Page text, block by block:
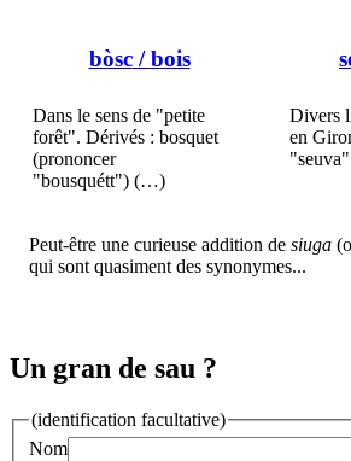
bòsc/ bois
Dans le sens de "petite
forêt". Dérivés : bosquet
(prononcer
"bousquétt") (…)
Divers
en
Peut-être une curieuse addition de siuga
qui sont quasiment des synonymes...
Un gran de sau ?
(identification facultative)
Nom